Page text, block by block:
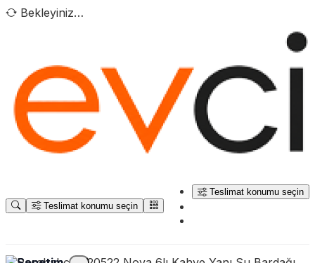
Bekleyiniz…
Teslimat konumu seçin
Teslimat konumu seçin